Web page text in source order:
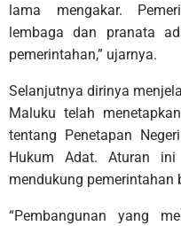
lama mengakar.
lembaga dan pranata
pemerintahan,” ujarnya.
Selanjutnya dirinya
Maluku telah
tentang Penetapan
Hukum Adat. Aturan
mendukung
“Pembangunan yang